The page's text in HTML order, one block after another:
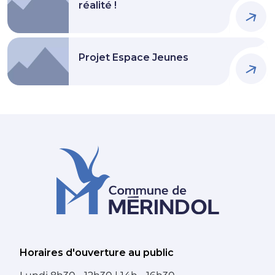
réalité !
Projet Espace Jeunes
Horaires d'ouverture au public